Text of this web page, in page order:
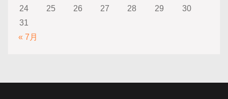
24
25 26 27 28 29
30
31
« 7月